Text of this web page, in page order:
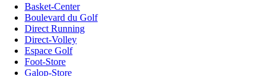
Basket-Center
Boulevard du Golf
Direct Running
Direct-Volley
Espace Golf
Foot-Store
Galop-Store